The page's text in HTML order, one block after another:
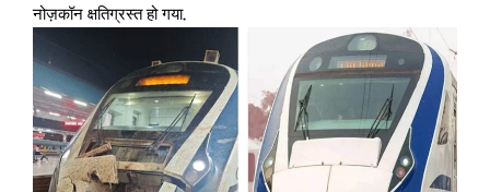
नोज़कॉन क्षतिग्रस्त हो गया.